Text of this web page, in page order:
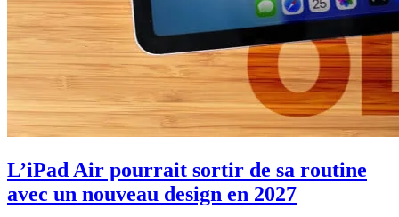
L’iPad Air pourrait sortir de sa routine
avec un nouveau design en 2027